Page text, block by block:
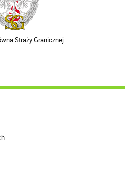
Straży Granicznej